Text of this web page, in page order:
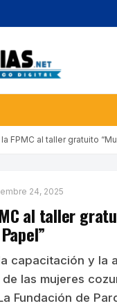
la FPMC al taller gratuito
24, 2025
al taller
capacitación y la
las mujeres
Fundación de